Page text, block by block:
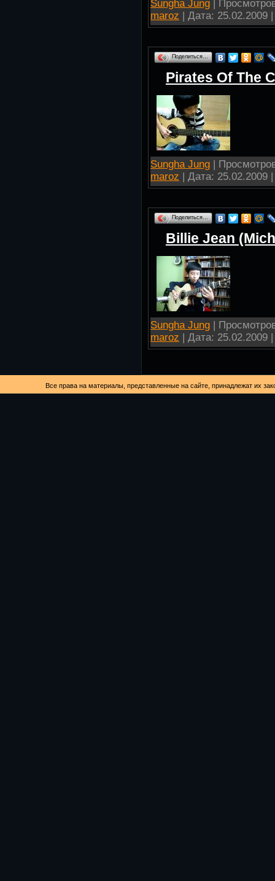
Sungha Jung |
maroz | Дата: 25.02.2009
Поделиться…
Pirates Of The
Sungha Jung |
maroz | Дата: 25.02.2009
Поделиться…
Billie Jean
Sungha Jung |
maroz | Дата: 25.02.2009
Все права на материалы, представленные на сайте, принадлежат их